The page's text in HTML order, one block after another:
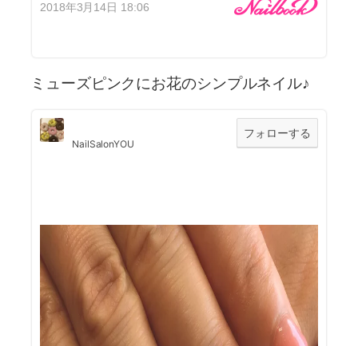
2018年3月14日 18:06
ミューズピンクにお花のシンプルネイル♪
NailSalonYOU
フォローする